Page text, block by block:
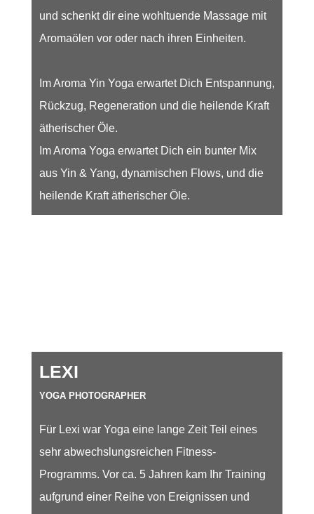
und schenkt dir eine wohltuende Massage mit
Aromaölen vor oder nach ihren Einheiten.
Im Aroma Yin Yoga erwartet Dich Entspannung,
Rückzug, Regeneration und die heilende Kraft
ätherischer Öle.
Im Aroma Yoga erwartet Dich ein bunter Mix
aus Yin & Yang, dynamischen Flows, und die
heilende Kraft ätherischer Öle.
LEXI
YOGA PHOTOGRAPHER
Für Lexi war Yoga eine lange Zeit Teil eines
sehr abwechslungsreichen Fitness-
Programms. Vor ca. 5 Jahren kam Ihr Training
aufgrund einer Reihe von Ereignissen und